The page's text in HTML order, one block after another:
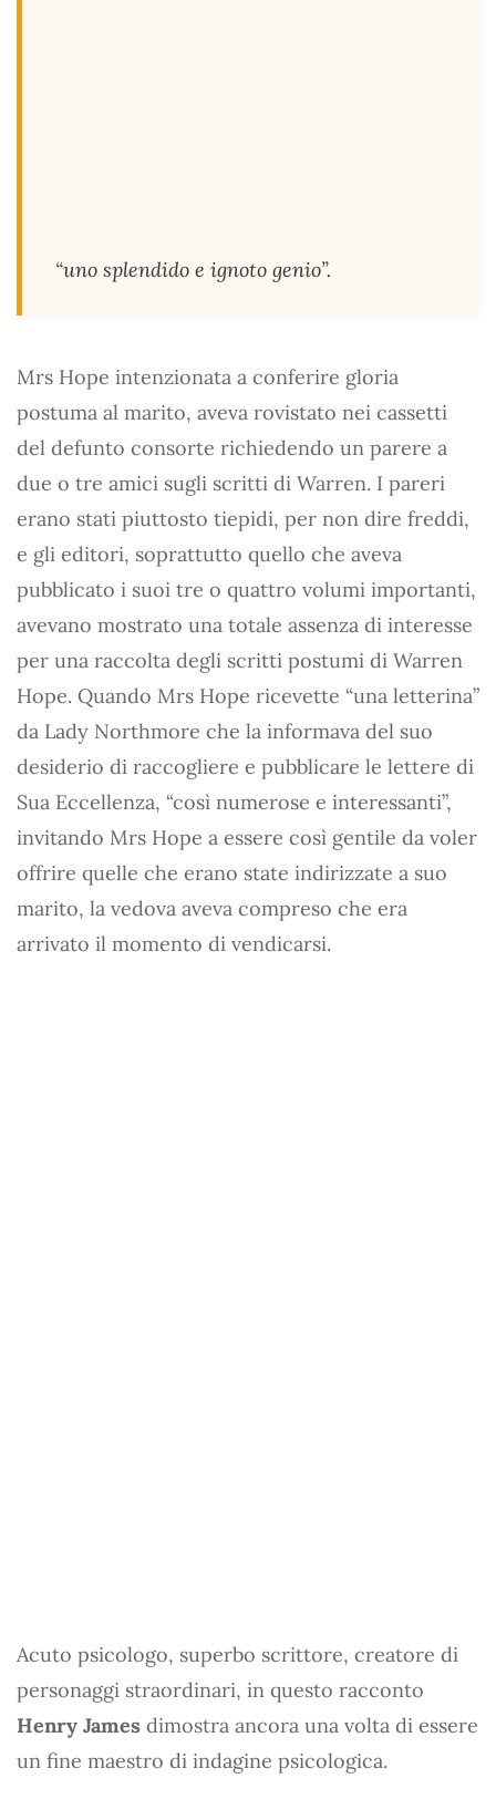
“uno splendido e ignoto genio”.
Mrs Hope intenzionata a conferire gloria
postuma al marito, aveva rovistato nei cassetti
del defunto consorte richiedendo un parere a
due o tre amici sugli scritti di Warren. I pareri
erano stati piuttosto tiepidi, per non dire freddi,
e gli editori, soprattutto quello che aveva
pubblicato i suoi tre o quattro volumi importanti,
avevano mostrato una totale assenza di interesse
per una raccolta degli scritti postumi di Warren
Hope. Quando Mrs Hope ricevette “una letterina”
da Lady Northmore che la informava del suo
desiderio di raccogliere e pubblicare le lettere di
Sua Eccellenza, “così numerose e interessanti”,
invitando Mrs Hope a essere così gentile da voler
offrire quelle che erano state indirizzate a suo
marito, la vedova aveva compreso che era
arrivato il momento di vendicarsi.
Acuto psicologo, superbo scrittore, creatore di
personaggi straordinari, in questo racconto
Henry James dimostra ancora una volta di essere
un fine maestro di indagine psicologica.